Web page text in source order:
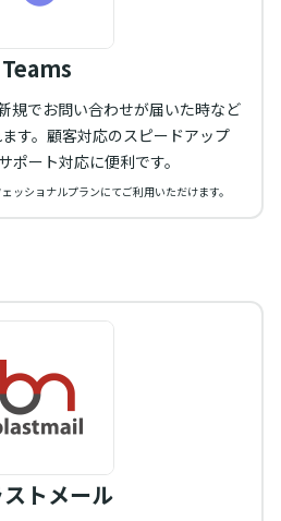
Teams
規でお問い合わせが届いた時など
す。顧客対応のスピードアップ
ポート対応に便利です。
ッショナルプランにてご利用いただけます。
トメール